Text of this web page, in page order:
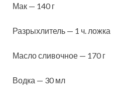
Мак — 140 г
Разрыхлитель — 1 ч. ложка
Масло сливочное — 170 г
Водка — 30 мл